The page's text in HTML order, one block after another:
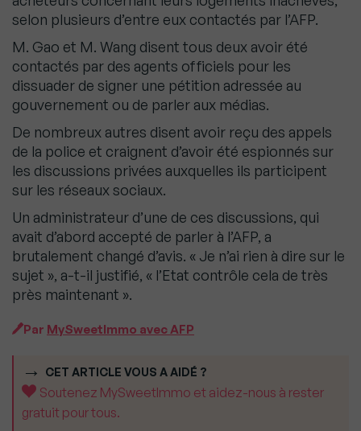
selon plusieurs d’entre eux contactés par l’AFP.
M. Gao et M. Wang disent tous deux avoir été
contactés par des agents officiels pour les
dissuader de signer une pétition adressée au
gouvernement ou de parler aux médias.
De nombreux autres disent avoir reçu des appels
de la police et craignent d’avoir été espionnés sur
les discussions privées auxquelles ils participent
sur les réseaux sociaux.
Un administrateur d’une de ces discussions, qui
avait d’abord accepté de parler à l’AFP, a
brutalement changé d’avis. « Je n’ai rien à dire sur le
sujet », a-t-il justifié, « l’Etat contrôle cela de très
près maintenant ».
Par MySweetImmo avec AFP
CET ARTICLE VOUS A AIDÉ ?
Soutenez MySweetImmo et aidez-nous à rester
gratuit pour tous.